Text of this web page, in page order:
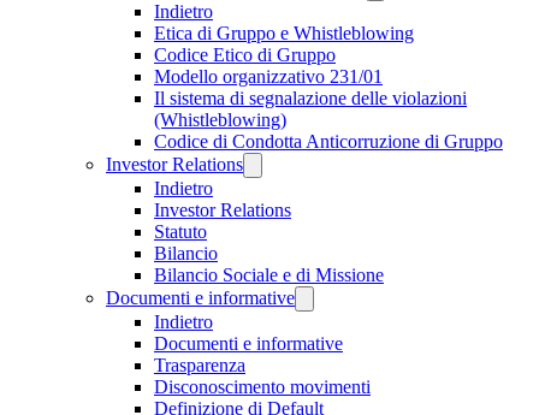
Indietro
Etica di Gruppo e Whistleblowing
Codice Etico di Gruppo
Modello organizzativo 231/01
Il sistema di segnalazione delle violazioni
(Whistleblowing)
Codice di Condotta Anticorruzione di Gruppo
Investor Relations
Indietro
Investor Relations
Statuto
Bilancio
Bilancio Sociale e di Missione
Documenti e informative
Indietro
Documenti e informative
Trasparenza
Disconoscimento movimenti
Definizione di Default